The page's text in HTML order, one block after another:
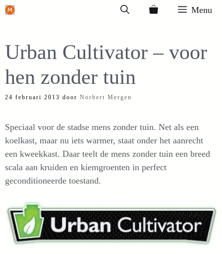
Ga
inhoud
Menu
Urban Cultivator – voor
hen zonder tuin
24 februari 2013 door Norbert Mergen
Speciaal voor de stadse mens zonder tuin. Net als een
koelkast, maar nu iets warmer, staat onder het aanrecht
een kweekkast. Daar teelt de mens zonder tuin een breed
scala aan kruiden en kiemgroenten in perfect
geconditioneerde toestand.